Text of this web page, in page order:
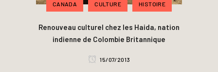
CANADA CULTURE HISTOIRE
Renouveau culturel chez les Haida, nation
indienne de Colombie Britannique
15/07/2013